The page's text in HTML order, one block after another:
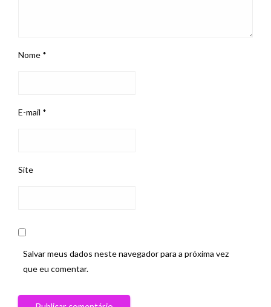
Nome *
E-mail *
Site
Salvar meus dados neste navegador para a próxima vez
que eu comentar.